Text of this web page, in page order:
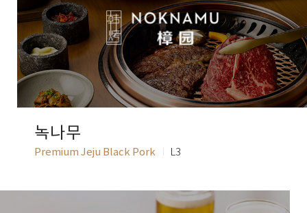
녹나무
Premium Jeju Black Pork L3